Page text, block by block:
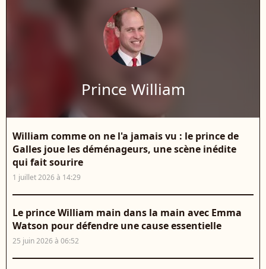
Prince William
William comme on ne l'a jamais vu : le prince de
Galles joue les déménageurs, une scène inédite
qui fait sourire
1 juillet 2026 à 14:29
Le prince William main dans la main avec Emma
Watson pour défendre une cause essentielle
25 juin 2026 à 06:52